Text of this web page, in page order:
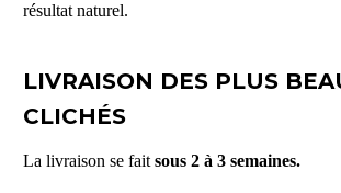
résultat naturel.
LIVRAISON DES PLUS
CLICHÉS
La livraison se faitsous 2 à 3 semaines.